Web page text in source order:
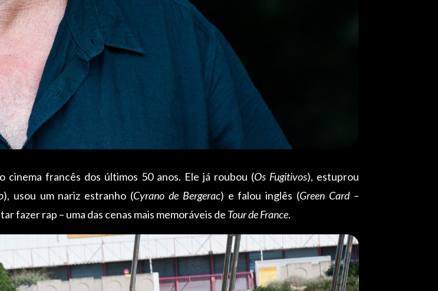
cinema francês dos últimos 50 anos. Ele já roubou (Os Fugitivos), estuprou
), usou um nariz estranho (Cyrano de Bergerac) e falou inglês (Green Card –
fazer rap – uma das cenas mais memoráveis de Tour de France.